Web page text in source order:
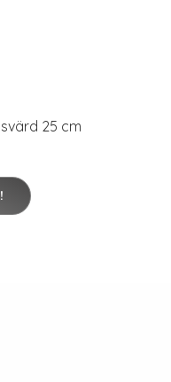
25 cm